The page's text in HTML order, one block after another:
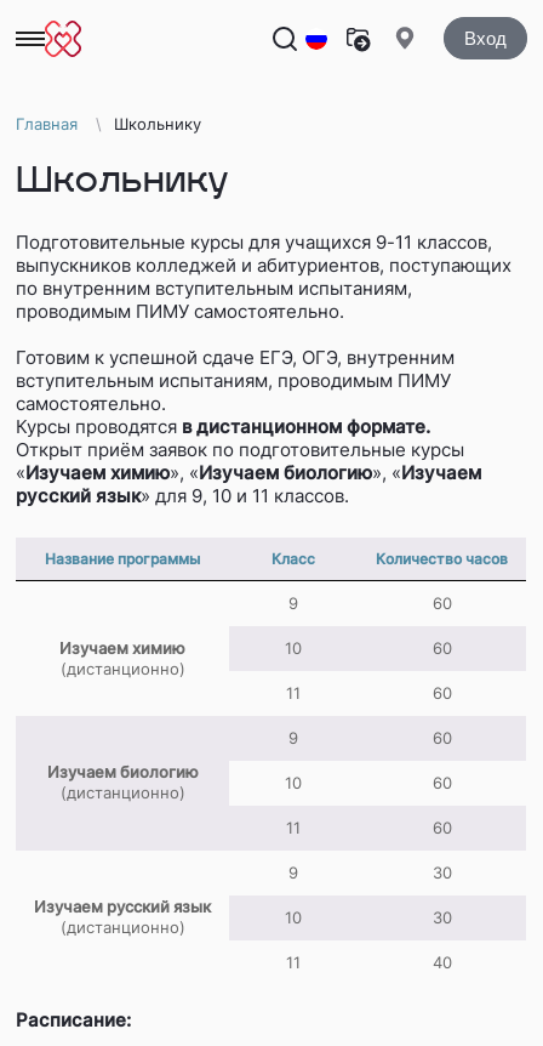
Вход
Главная Школьнику
Школьнику
Подготовительные курсы для учащихся 9-11 классов,
выпускников колледжей и абитуриентов, поступающих
по внутренним вступительным испытаниям,
проводимым ПИМУ самостоятельно.
Готовим к успешной сдаче ЕГЭ, ОГЭ, внутренним
вступительным испытаниям, проводимым ПИМУ
самостоятельно.
Курсы проводятся в дистанционном формате.
Открыт приём заявок по подготовительные курсы
«Изучаем химию», «Изучаем биологию», «Изучаем
русский язык» для 9, 10 и 11 классов.
Название программы Класс Количество часов
Изучаем химию
(дистанционно)
9 60
10 60
11 60
Изучаем биологию
(дистанционно)
9 60
10 60
11 60
Изучаем русский язык
(дистанционно)
9 30
10 30
11 40
Расписание: